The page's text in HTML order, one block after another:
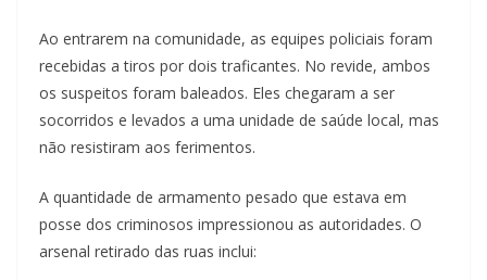
Ao entrarem na comunidade, as equipes policiais foram
recebidas a tiros por dois traficantes. No revide, ambos
os suspeitos foram baleados. Eles chegaram a ser
socorridos e levados a uma unidade de saúde local, mas
não resistiram aos ferimentos.
A quantidade de armamento pesado que estava em
posse dos criminosos impressionou as autoridades. O
arsenal retirado das ruas inclui: